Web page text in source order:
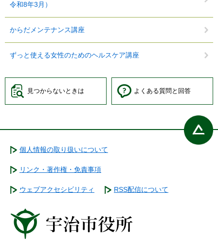
令和8年3月）
からだメンテナンス講座
ずっと使える女性のためのヘルスケア講座
見つからないときは よくある質問と回答
個人情報の取り扱いについて
リンク・著作権・免責事項
ウェブアクセシビリティ RSS配信について